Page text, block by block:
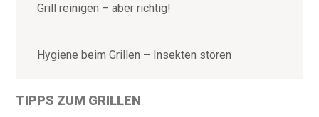
Grill reinigen – aber richtig!
Hygiene beim Grillen – Insekten stören
TIPPS ZUM GRILLEN